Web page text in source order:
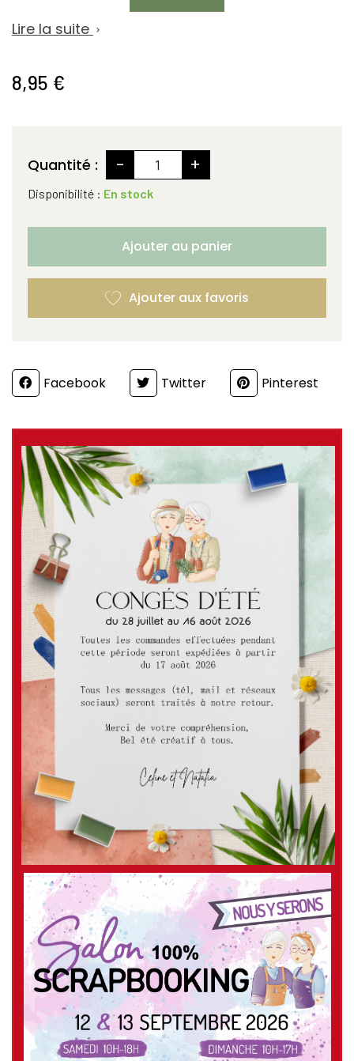
Lire la suite 
8,95 €
Quantité : - +
Disponibilité : En stock
Ajouter au panier
PartagerFacebook Twitter Pinterest